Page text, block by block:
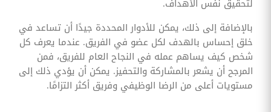
لتحقيق نفس الأهداف.
بالإضافة إلى ذلك، يمكن للأدوار المحددة جيدًا أن تساعد في
خلق إحساس بالهدف لكل عضو في الفريق. عندما يعرف كل
شخص كيف يساهم عمله في النجاح العام للفريق، فمن
المرجح أن يشعر بالمشاركة والتحفيز. يمكن أن يؤدي ذلك إلى
مستويات أعلى من الرضا الوظيفي وفريق أكثر التزامًا.